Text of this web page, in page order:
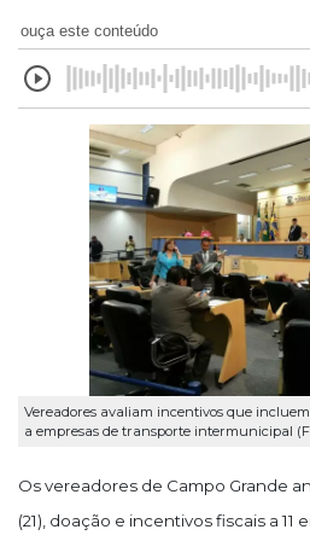
ouça este conteúdo
Vereadores avaliam incentivos que
a empresas de transporte intermunicipal
Os vereadores de Campo Grande
(21), doação e incentivos fiscais a